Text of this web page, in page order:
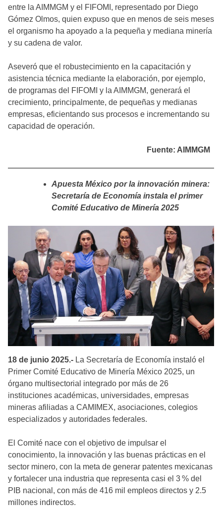
entre la AIMMGM y el FIFOMI, representado por Diego
Gómez Olmos, quien expuso que en menos de seis meses
el organismo ha apoyado a la pequeña y mediana minería
y su cadena de valor.
Aseveró que el robustecimiento en la capacitación y
asistencia técnica mediante la elaboración, por ejemplo,
de programas del FIFOMI y la AIMMGM, generará el
crecimiento, principalmente, de pequeñas y medianas
empresas, eficientando sus procesos e incrementando su
capacidad de operación.
Fuente: AIMMGM
Apuesta México por la innovación minera:
Secretaría de Economía instala el primer
Comité Educativo de Minería 2025
18 de junio 2025.- La Secretaría de Economía instaló el
Primer Comité Educativo de Minería México 2025, un
órgano multisectorial integrado por más de 26
instituciones académicas, universidades, empresas
mineras afiliadas a CAMIMEX, asociaciones, colegios
especializados y autoridades federales.
El Comité nace con el objetivo de impulsar el
conocimiento, la innovación y las buenas prácticas en el
sector minero, con la meta de generar patentes mexicanas
y fortalecer una industria que representa casi el 3 % del
PIB nacional, con más de 416 mil empleos directos y 2.5
millones indirectos.